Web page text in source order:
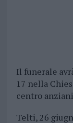
Il funerale
17 nella
centro
Telti, 26